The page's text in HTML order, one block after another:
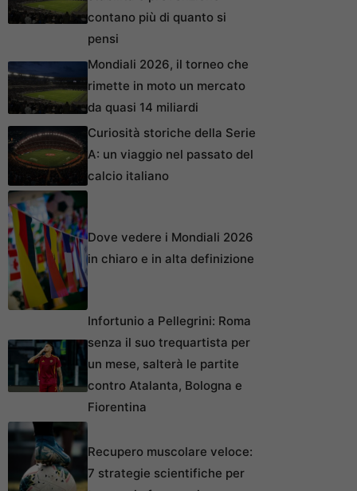
contano più di quanto si
pensi
Mondiali 2026, il torneo che
rimette in moto un mercato
da quasi 14 miliardi
Curiosità storiche della Serie
A: un viaggio nel passato del
calcio italiano
Dove vedere i Mondiali 2026
in chiaro e in alta definizione
Infortunio a Pellegrini: Roma
senza il suo trequartista per
un mese, salterà le partite
contro Atalanta, Bologna e
Fiorentina
Recupero muscolare veloce:
7 strategie scientifiche per